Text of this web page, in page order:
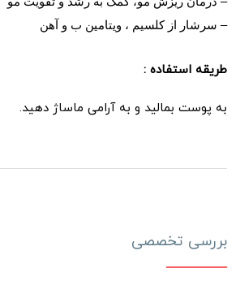
– سرشار از کلسیم ، ویتامین ب و آهن
طریقه استفاده :
به پوست بمالید و به آرامی ماساژ دهید.
بررسی تخصصی